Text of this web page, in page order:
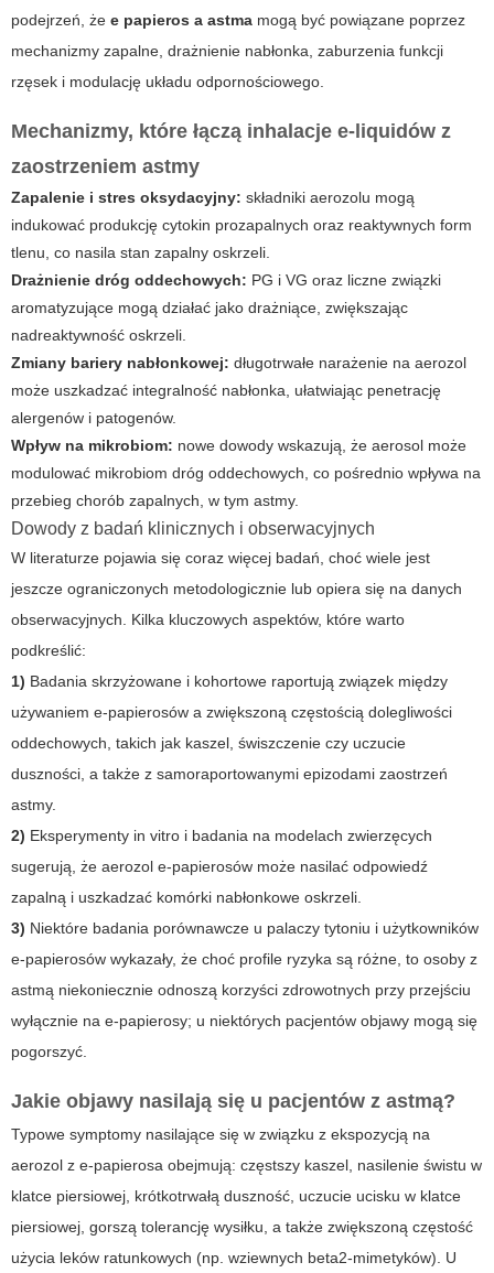
podejrzeń, że e papieros a astma mogą być powiązane poprzez
mechanizmy zapalne, drażnienie nabłonka, zaburzenia funkcji
rzęsek i modulację układu odpornościowego.
Mechanizmy, które łączą inhalacje e-liquidów z
zaostrzeniem astmy
Zapalenie i stres oksydacyjny: składniki aerozolu mogą
indukować produkcję cytokin prozapalnych oraz reaktywnych form
tlenu, co nasila stan zapalny oskrzeli.
Drażnienie dróg oddechowych: PG i VG oraz liczne związki
aromatyzujące mogą działać jako drażniące, zwiększając
nadreaktywność oskrzeli.
Zmiany bariery nabłonkowej: długotrwałe narażenie na aerozol
może uszkadzać integralność nabłonka, ułatwiając penetrację
alergenów i patogenów.
Wpływ na mikrobiom: nowe dowody wskazują, że aerosol może
modulować mikrobiom dróg oddechowych, co pośrednio wpływa na
przebieg chorób zapalnych, w tym astmy.
Dowody z badań klinicznych i obserwacyjnych
W literaturze pojawia się coraz więcej badań, choć wiele jest
jeszcze ograniczonych metodologicznie lub opiera się na danych
obserwacyjnych. Kilka kluczowych aspektów, które warto
podkreślić:
1) Badania skrzyżowane i kohortowe raportują związek między
używaniem e-papierosów a zwiększoną częstością dolegliwości
oddechowych, takich jak kaszel, świszczenie czy uczucie
duszności, a także z samoraportowanymi epizodami zaostrzeń
astmy.
2) Eksperymenty in vitro i badania na modelach zwierzęcych
sugerują, że aerozol e-papierosów może nasilać odpowiedź
zapalną i uszkadzać komórki nabłonkowe oskrzeli.
3) Niektóre badania porównawcze u palaczy tytoniu i użytkowników
e-papierosów wykazały, że choć profile ryzyka są różne, to osoby z
astmą niekoniecznie odnoszą korzyści zdrowotnych przy przejściu
wyłącznie na e-papierosy; u niektórych pacjentów objawy mogą się
pogorszyć.
Jakie objawy nasilają się u pacjentów z astmą?
Typowe symptomy nasilające się w związku z ekspozycją na
aerozol z e-papierosa obejmują: częstszy kaszel, nasilenie świstu w
klatce piersiowej, krótkotrwałą duszność, uczucie ucisku w klatce
piersiowej, gorszą tolerancję wysiłku, a także zwiększoną częstość
użycia leków ratunkowych (np. wziewnych beta2-mimetyków). U